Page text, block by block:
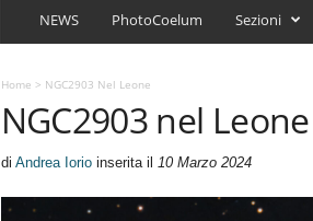
m
A
r
NEWS PhotoCoelum Sezioni
Home > NGC2903 Nel Leone
NGC2903 nel Leone
di Andrea Iorioinserita il 10 Marzo 2024